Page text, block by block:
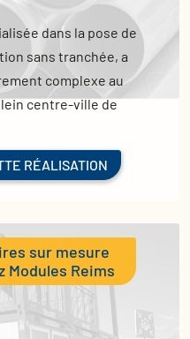
dans la pose de
sans tranchée, a
complexe au
centre-ville de
RÉALISATION
sur mesure
Modules Reims